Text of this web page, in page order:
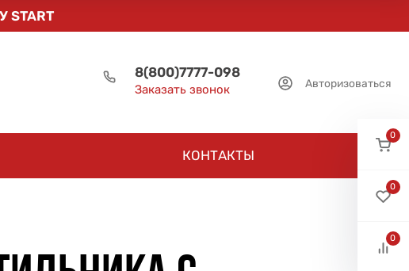
8(800)7777-098
Заказать звонок Авторизоваться
КОНТАКТЫ
0
0
0